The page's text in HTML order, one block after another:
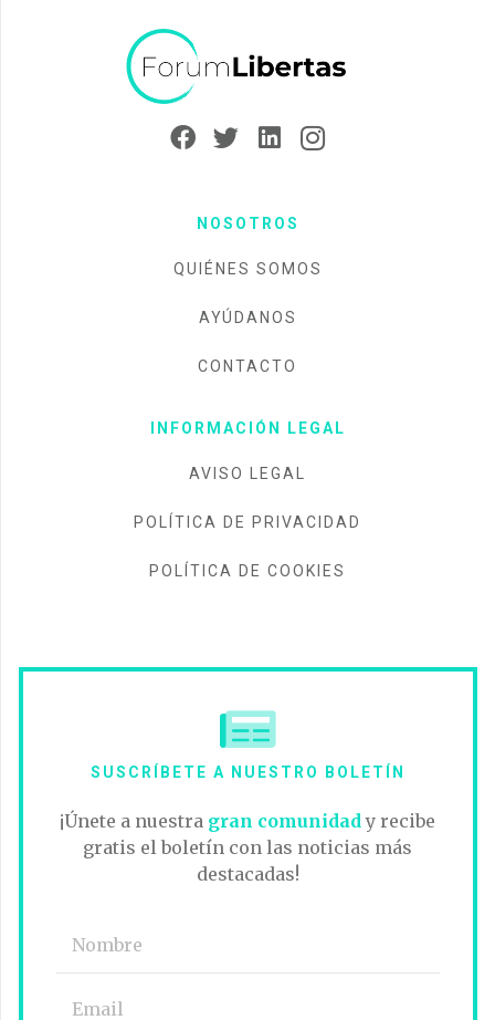
NOSOTROS
QUIÉNES SOMOS
AYÚDANOS
CONTACTO
INFORMACIÓN LEGAL
AVISO LEGAL
POLÍTICA DE PRIVACIDAD
POLÍTICA DE COOKIES
SUSCRÍBETE A NUESTRO BOLETÍN
¡Únete a nuestra gran comunidad y recibe
gratis el boletín con las noticias más
destacadas!